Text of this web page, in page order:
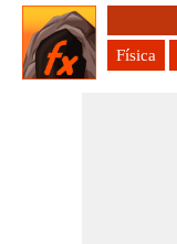
Física